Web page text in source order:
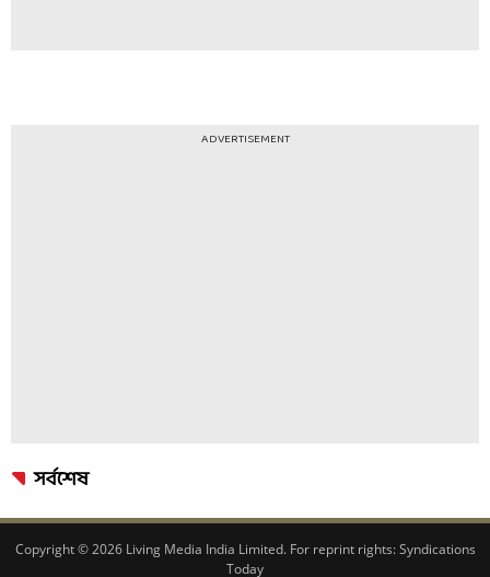
ADVERTISEMENT
সর্বশেষ
Copyright © 2026 Living Media India Limited. For reprint rights:Syndications
Today